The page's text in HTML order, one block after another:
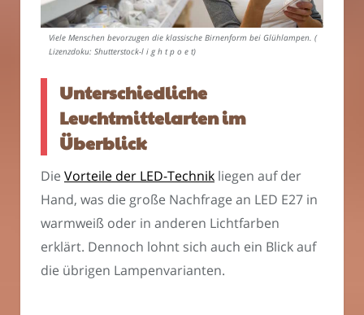
Viele Menschen bevorzugen die klassische Birnenform bei Glühlampen. (
Lizenzdoku: Shutterstock-l i g h t p o e t)
Unterschiedliche
Leuchtmittelarten im
Überblick
Die Vorteile der LED-Technik liegen auf der
Hand, was die große Nachfrage an LED E27 in
warmweiß oder in anderen Lichtfarben
erklärt. Dennoch lohnt sich auch ein Blick auf
die übrigen Lampenvarianten.